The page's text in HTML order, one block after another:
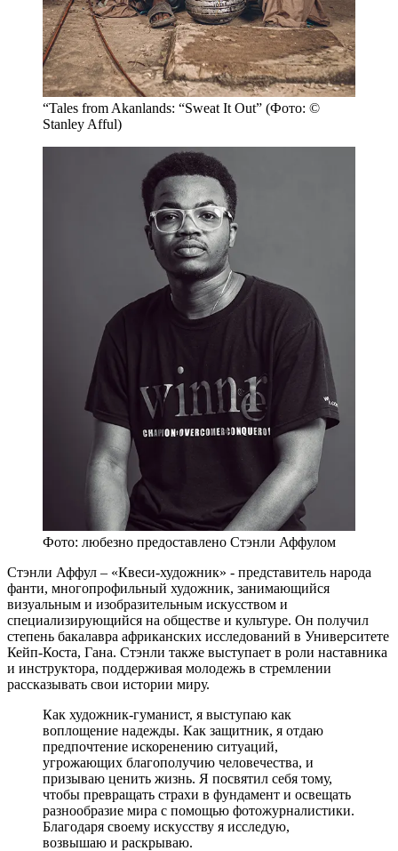
“Tales from Akanlands: “Sweat It Out” (Фото: ©
Stanley Afful)
Фото: любезно предоставлено Стэнли Аффулом
Стэнли Аффул – «Квеси-художник» - представитель народа
фанти, многопрофильный художник, занимающийся
визуальным и изобразительным искусством и
специализирующийся на обществе и культуре. Он получил
степень бакалавра африканских исследований в Университете
Кейп-Коста, Гана. Стэнли также выступает в роли наставника
и инструктора, поддерживая молодежь в стремлении
рассказывать свои истории миру.
Как художник-гуманист, я выступаю как
воплощение надежды. Как защитник, я отдаю
предпочтение искоренению ситуаций,
угрожающих благополучию человечества, и
призываю ценить жизнь. Я посвятил себя тому,
чтобы превращать страхи в фундамент и освещать
разнообразие мира с помощью фотожурналистики.
Благодаря своему искусству я исследую,
возвышаю и раскрываю.